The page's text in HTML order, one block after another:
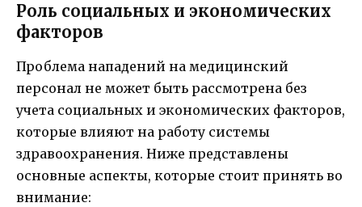
Роль социальных и экономических
факторов
Проблема нападений на медицинский
персонал не может быть рассмотрена без
учета социальных и экономических факторов,
которые влияют на работу системы
здравоохранения. Ниже представлены
основные аспекты, которые стоит принять во
внимание: